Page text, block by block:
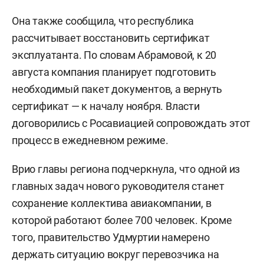
Она также сообщила, что республика
рассчитывает восстановить сертификат
эксплуатанта. По словам Абрамовой, к 20
августа компания планирует подготовить
необходимый пакет документов, а вернуть
сертификат — к началу ноября. Власти
договорились с Росавиацией сопровождать этот
процесс в ежедневном режиме.
Врио главы региона подчеркнула, что одной из
главных задач нового руководителя станет
сохранение коллектива авиакомпании, в
которой работают более 700 человек. Кроме
того, правительство Удмуртии намерено
держать ситуацию вокруг перевозчика на